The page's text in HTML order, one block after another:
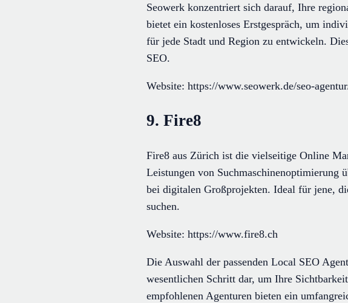
Seowerk konzentriert sich darauf, Ihre
bietet ein kostenloses Erstgespräch, um
für jede Stadt und Region zu entwickeln.
SEO.
Website: https://www.seowerk.de/seo-
9. Fire8
Fire8 aus Zürich ist die vielseitige Online
Leistungen von
bei digitalen Großprojekten. Ideal für jene,
suchen.
Website: https://www.fire8.ch
Die Auswahl der passenden Local SEO
wesentlichen Schritt dar, um Ihre
empfohlenen Agenturen bieten ein